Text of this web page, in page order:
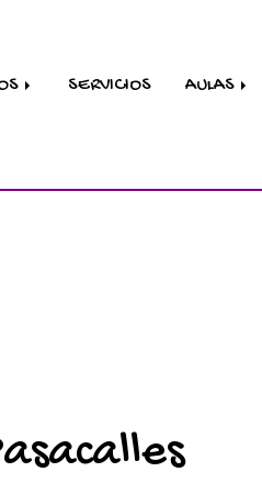
SERVICIOS AULAS